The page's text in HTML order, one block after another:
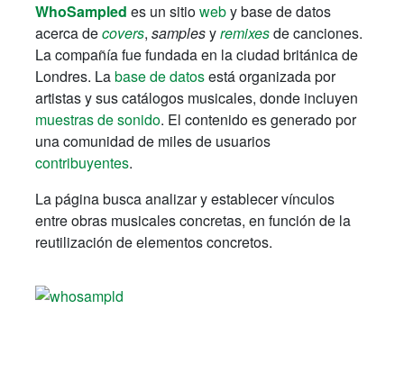
WhoSampled es un sitioweby base de datos
acerca decovers, samplesyremixesde canciones.
La compañía fue fundada en la ciudad británica de
Londres. Labase de datosestá organizada por
artistas y sus catálogos musicales, donde incluyen
muestras de sonido. El contenido es generado por
una comunidad de miles de usuarios
contribuyentes.
La página busca analizar y establecer vínculos
entre obras musicales concretas, en función de la
reutilización de elementos concretos.